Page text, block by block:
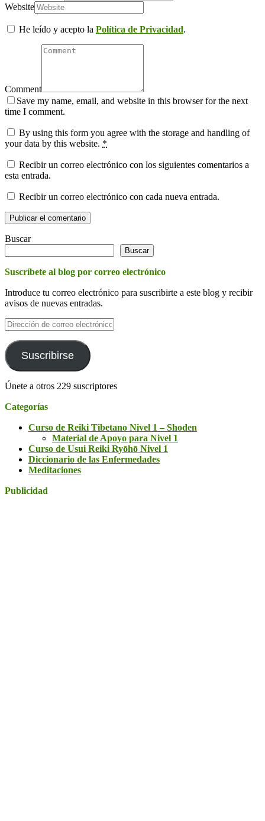
Website
He leído y acepto la Política de Privacidad.
Comment
Save my name, email, and website in this browser for the next
time I comment.
By using this form you agree with the storage and handling of
your data by this website. *
Recibir un correo electrónico con los siguientes comentarios a
esta entrada.
Recibir un correo electrónico con cada nueva entrada.
Buscar
Buscar
Suscríbete al blog por correo electrónico
Introduce tu correo electrónico para suscribirte a este blog y recibir
avisos de nuevas entradas.
Dirección
de
correo
electrónico
Suscribirse
Únete a otros 229 suscriptores
Categorías
Curso de Reiki Tibetano Nivel 1 – Shoden
Material de Apoyo para Nivel 1
Curso de Usui Reiki Ryōhō Nivel 1
Diccionario de las Enfermedades
Meditaciones
Publicidad